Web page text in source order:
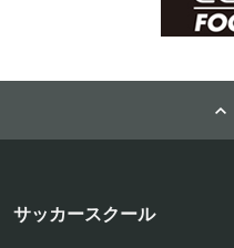
サッカースクール